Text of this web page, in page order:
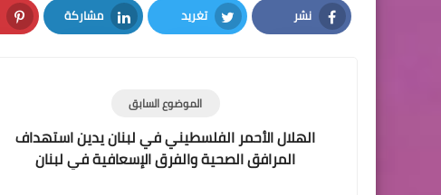
نشر
Facebook
تغريد
Twitter
مشاركة
LinkedIn
الموضوع السابق
الهلال الأحمر الفلسطيني في لبنان يدين استهداف
المرافق الصحية والفرق الإسعافية في لبنان